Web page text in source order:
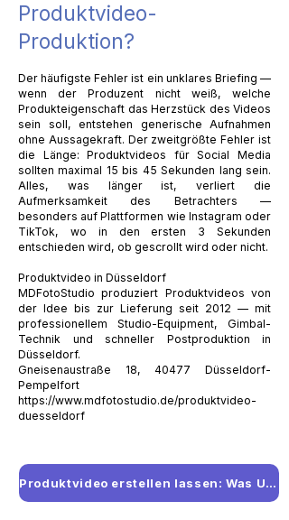
Produktvideo-
Produktion?
Der häufigste Fehler ist ein unklares Briefing —
wenn der Produzent nicht weiß, welche
Produkteigenschaft das Herzstück des Videos
sein soll, entstehen generische Aufnahmen
ohne Aussagekraft. Der zweitgrößte Fehler ist
die Länge: Produktvideos für Social Media
sollten maximal 15 bis 45 Sekunden lang sein.
Alles, was länger ist, verliert die
Aufmerksamkeit des Betrachters —
besonders auf Plattformen wie Instagram oder
TikTok, wo in den ersten 3 Sekunden
entschieden wird, ob gescrollt wird oder nicht.
Produktvideo in Düsseldorf
MDFotoStudio produziert Produktvideos von
der Idee bis zur Lieferung seit 2012 — mit
professionellem Studio-Equipment, Gimbal-
Technik und schneller Postproduktion in
Düsseldorf.
Gneisenaustraße 18, 40477 Düsseldorf-
Pempelfort
https://www.mdfotostudio.de/produktvideo-
duesseldorf
Produktvideo erstellen lassen: Was Unternehmen wissen sollten